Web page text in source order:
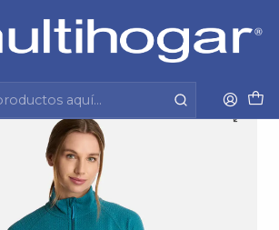
Poleron
Nano-F 14 Zip Turquesa